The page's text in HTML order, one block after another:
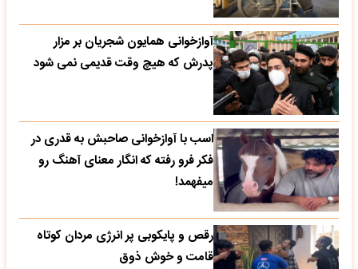
آوازخوانی همایون شجریان بر مزار
پدرش که هیچ وقت قدیمی نمی شود
اسب با آوازخوانی صاحبش به قدری در
فکر فرو رفته که انگار معنای آهنگ رو
میفهمد!
رقص و پایکوبی پر انرژی مردان کوتاه
قامت و خوش ذوق